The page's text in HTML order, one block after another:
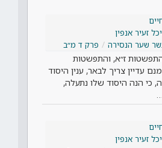
זעיר אנפין
שער הנסירה
פרק ד מ״ב
ז״א, והתפשטות
עדיין צריך לבאר, ענין היסוד
כי הנה היסוד שלו נתעלה,
זעיר אנפין